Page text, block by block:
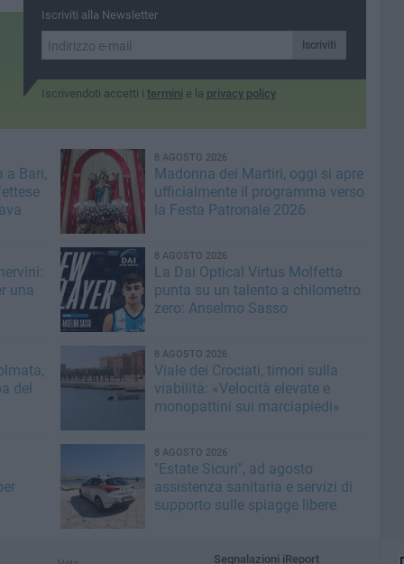
Iscriviti alla Newsletter
Iscriviti
Iscrivendoti accetti i termini e la privacy policy
a Bari,
8 AGOSTO 2026
Madonna dei Martiri, oggi si apre
ufficialmente il programma verso
la Festa Patronale 2026
una
8 AGOSTO 2026
La Dai Optical Virtus Molfetta
punta su un talento a chilometro
zero: Anselmo Sasso
del
8 AGOSTO 2026
Viale dei Crociati, timori sulla
viabilità: «Velocità elevate e
monopattini sui marciapiedi»
8 AGOSTO 2026
"Estate Sicuri", ad agosto
assistenza sanitaria e servizi di
supporto sulle spiagge libere
Segnalazioni iReport